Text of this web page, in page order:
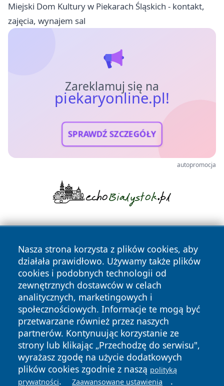
Miejski Dom Kultury w Piekarach Śląskich - kontakt,
zajęcia, wynajem sal
Zareklamuj się na
piekaryonline.pl!
SPRAWDŹ SZCZEGÓŁY
autopromocja
Nasza strona korzysta z plików cookies, aby
działała prawidłowo. Używamy także plików
cookies i podobnych technologii od
zewnętrznych dostawców w celach
analitycznych, marketingowych i
społecznościowych. Informacje te mogą być
przetwarzane również przez naszych
partnerów. Kontynuując korzystanie ze
strony lub klikając „Przechodzę do serwisu",
wyrażasz zgodę na użycie dodatkowych
plików cookies zgodnie z naszą polityką
prywatności. Zaawansowane ustawienia .
Copyright © 2026 piekaryonline.pl Wszystkie prawa
zastrzeżone.
News Autorzy
Polityka
Prywatności
Polityka
Cookies